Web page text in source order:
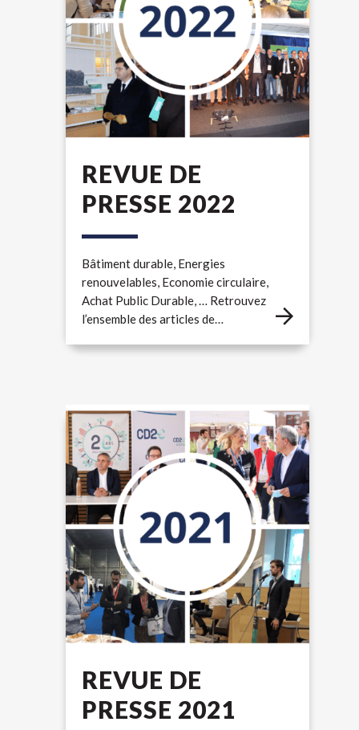
REVUE DE
PRESSE 2022
Bâtiment durable, Energies
renouvelables, Economie circulaire,
Achat Public Durable, … Retrouvez
l’ensemble des articles de…
REVUE DE
PRESSE 2021